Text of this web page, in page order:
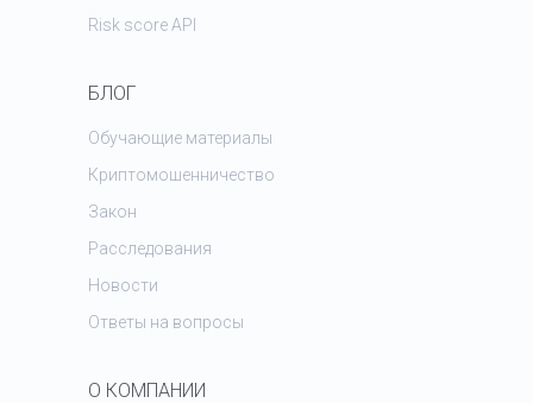
БЛОГ
Risk score API
Обучающие материалы
Закон
Криптомошенничество
Расследования
Новости
Ответы на вопросы
О КОМПАНИИ